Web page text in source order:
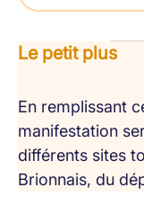
Le petit plus
En remplissant
manifestation
différents sites
Brionnais, du